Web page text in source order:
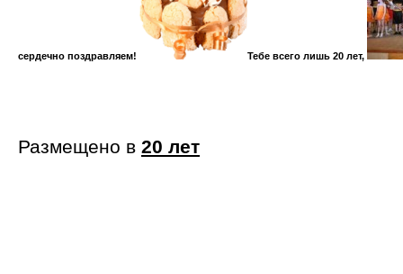
сердечно поздравляем! Тебе всего лишь 20 лет,
Размещено в 20 лет